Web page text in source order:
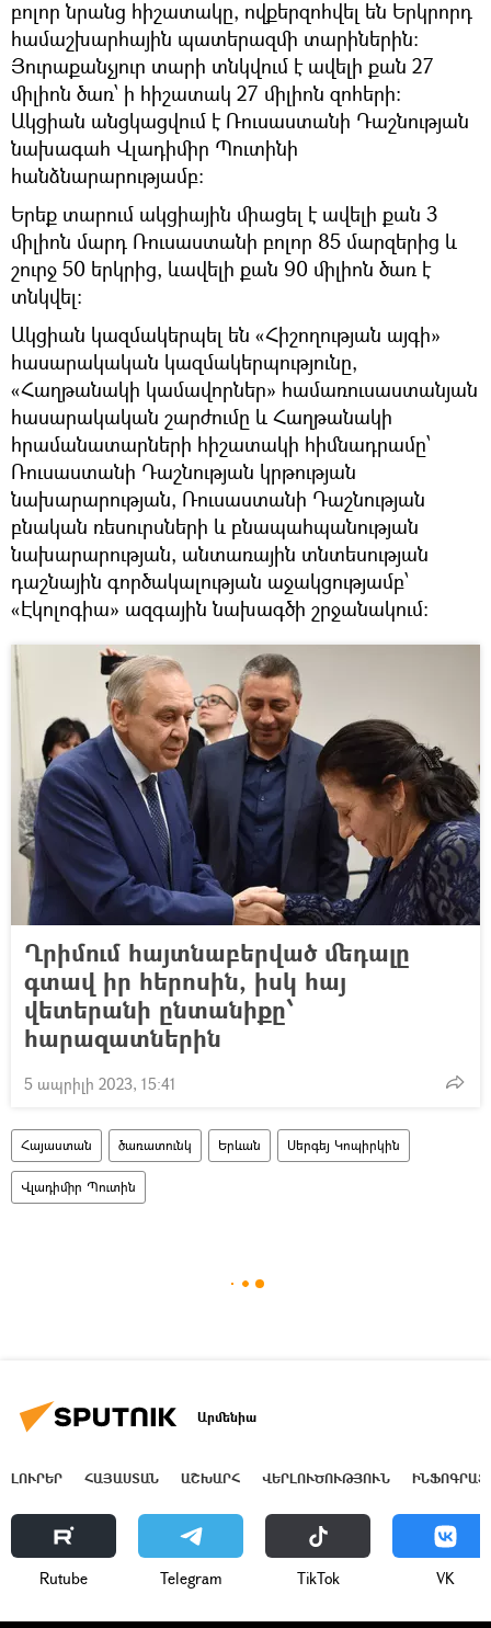
բոլոր նրանց հիշատակը, ովքերզոհվել են Երկրորդ
համաշխարհային պատերազմի տարիներին։
Յուրաքանչյուր տարի տնկվում է ավելի քան 27
միլիոն ծառ՝ ի հիշատակ 27 միլիոն զոհերի:
Ակցիան անցկացվում է Ռուսաստանի Դաշնության
նախագահ Վլադիմիր Պուտինի
հանձնարարությամբ:
Երեք տարում ակցիային միացել է ավելի քան 3
միլիոն մարդ Ռուսաստանի բոլոր 85 մարզերից և
շուրջ 50 երկրից, ևավելի քան 90 միլիոն ծառ է
տնկվել:
Ակցիան կազմակերպել են «Հիշողության այգի»
հասարակական կազմակերպությունը,
«Հաղթանակի կամավորներ» համառուսաստանյան
հասարակական շարժումը և Հաղթանակի
հրամանատարների հիշատակի հիմնադրամը՝
Ռուսաստանի Դաշնության կրթության
նախարարության, Ռուսաստանի Դաշնության
բնական ռեսուրսների և բնապահպանության
նախարարության, անտառային տնտեսության
դաշնային գործակալության աջակցությամբ՝
«Էկոլոգիա» ազգային նախագծի շրջանակում:
Ղրիմում հայտնաբերված մեդալը
գտավ իր հերոսին, իսկ հայ
վետերանի ընտանիքը՝
հարազատներին
5 ապրիլի 2023, 15:41
Հայաստան ծառատունկ Երևան Սերգեյ Կոպիրկին
Վլադիմիր Պուտին
Արմենիա
ԼՈՒՐԵՐ ՀԱՅԱՍՏԱՆ ԱՇԽԱՐՀ ՎԵՐԼՈՒԾՈՒԹՅՈՒՆ
Rutube Telegram ТikТоk VK